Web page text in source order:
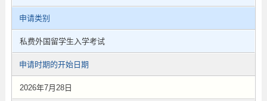
申请类别
私费外国留学生入学考试
申请时期的开始日期
2026年7月28日